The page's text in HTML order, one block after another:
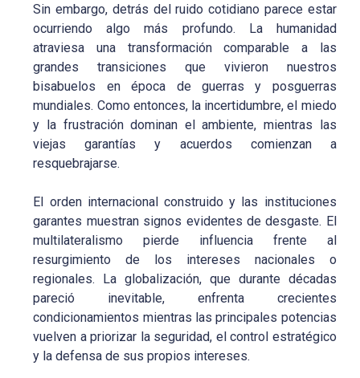
Sin embargo, detrás del ruido cotidiano parece estar
ocurriendo algo más profundo. La humanidad
atraviesa una transformación comparable a las
grandes transiciones que vivieron nuestros
bisabuelos en época de guerras y posguerras
mundiales. Como entonces, la incertidumbre, el miedo
y la frustración dominan el ambiente, mientras las
viejas garantías y acuerdos comienzan a
resquebrajarse.
El orden internacional construido y las instituciones
garantes muestran signos evidentes de desgaste. El
multilateralismo pierde influencia frente al
resurgimiento de los intereses nacionales o
regionales. La globalización, que durante décadas
pareció inevitable, enfrenta crecientes
condicionamientos mientras las principales potencias
vuelven a priorizar la seguridad, el control estratégico
y la defensa de sus propios intereses.